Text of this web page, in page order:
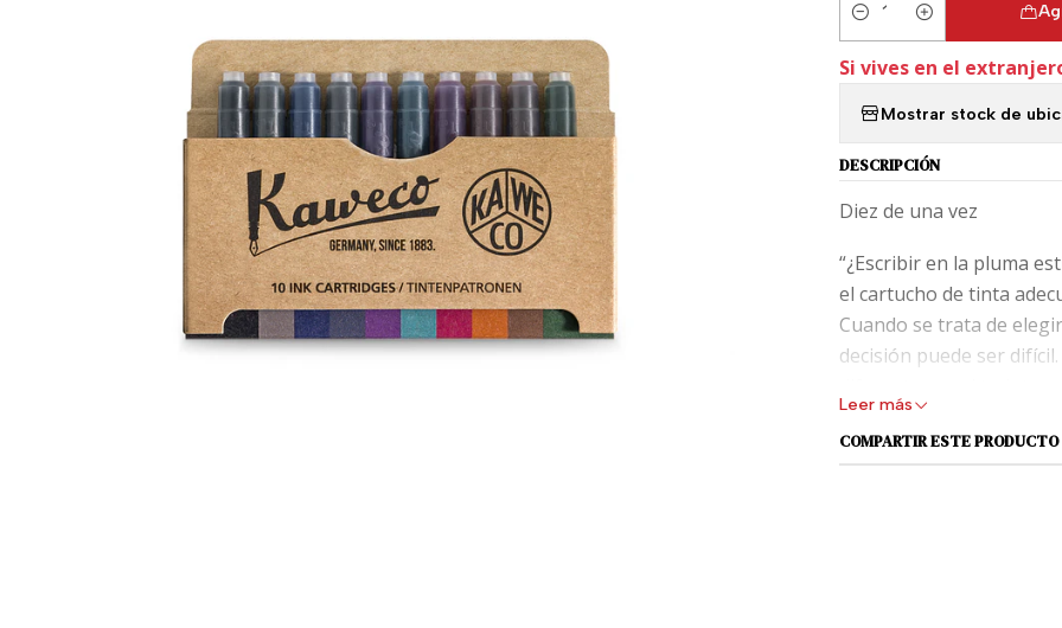
Cantidad
Si vives en el
Mostrar stock de
DESCRIPCIÓN
Diez de una vez
“¿Escribir en la pluma
el cartucho de tinta
Cuando se trata de
decisión puede ser
Además de los clásicos
incluye colores de tinta
Leer más
COMPARTIR ESTE PRODUCTO